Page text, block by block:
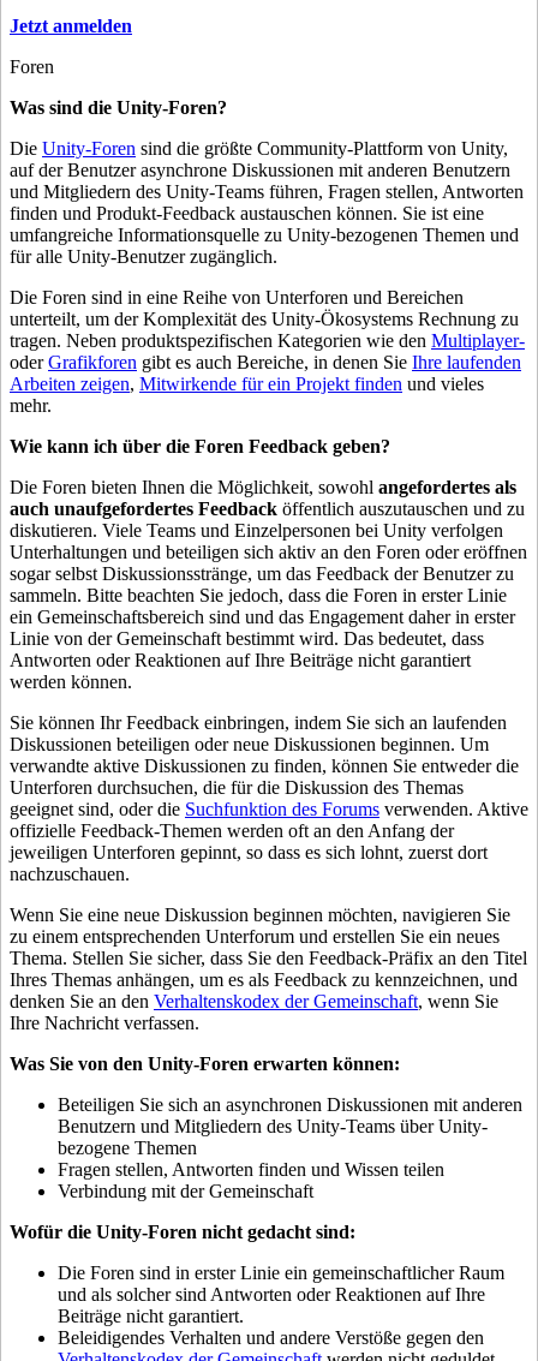
Jetzt anmelden
Foren
Was sind die Unity-Foren?
Die Unity-Foren sind die größte Community-Plattform von Unity,
auf der Benutzer asynchrone Diskussionen mit anderen Benutzern
und Mitgliedern des Unity-Teams führen, Fragen stellen, Antworten
finden und Produkt-Feedback austauschen können. Sie ist eine
umfangreiche Informationsquelle zu Unity-bezogenen Themen und
für alle Unity-Benutzer zugänglich.
Die Foren sind in eine Reihe von Unterforen und Bereichen
unterteilt, um der Komplexität des Unity-Ökosystems Rechnung zu
tragen. Neben produktspezifischen Kategorien wie den Multiplayer-
oderGrafikforen gibt es auch Bereiche, in denen Sie Ihre laufenden
Arbeiten zeigen, Mitwirkende für ein Projekt finden und vieles
mehr.
Wie kann ich über die Foren Feedback geben?
Die Foren bieten Ihnen die Möglichkeit, sowohl angefordertes als
auch unaufgefordertes Feedback öffentlich auszutauschen und zu
diskutieren. Viele Teams und Einzelpersonen bei Unity verfolgen
Unterhaltungen und beteiligen sich aktiv an den Foren oder eröffnen
sogar selbst Diskussionsstränge, um das Feedback der Benutzer zu
sammeln. Bitte beachten Sie jedoch, dass die Foren in erster Linie
ein Gemeinschaftsbereich sind und das Engagement daher in erster
Linie von der Gemeinschaft bestimmt wird. Das bedeutet, dass
Antworten oder Reaktionen auf Ihre Beiträge nicht garantiert
werden können.
Sie können Ihr Feedback einbringen, indem Sie sich an laufenden
Diskussionen beteiligen oder neue Diskussionen beginnen. Um
verwandte aktive Diskussionen zu finden, können Sie entweder die
Unterforen durchsuchen, die für die Diskussion des Themas
geeignet sind, oder die Suchfunktion des Forums verwenden. Aktive
offizielle Feedback-Themen werden oft an den Anfang der
jeweiligen Unterforen gepinnt, so dass es sich lohnt, zuerst dort
nachzuschauen.
Wenn Sie eine neue Diskussion beginnen möchten, navigieren Sie
zu einem entsprechenden Unterforum und erstellen Sie ein neues
Thema. Stellen Sie sicher, dass Sie den Feedback-Präfix an den Titel
Ihres Themas anhängen, um es als Feedback zu kennzeichnen, und
denken Sie an den Verhaltenskodex der Gemeinschaft, wenn Sie
Ihre Nachricht verfassen.
Was Sie von den Unity-Foren erwarten können:
Beteiligen Sie sich an asynchronen Diskussionen mit anderen
Benutzern und Mitgliedern des Unity-Teams über Unity-
bezogene Themen
Fragen stellen, Antworten finden und Wissen teilen
Verbindung mit der Gemeinschaft
Wofür die Unity-Foren nicht gedacht sind:
Die Foren sind in erster Linie ein gemeinschaftlicher Raum
und als solcher sind Antworten oder Reaktionen auf Ihre
Beiträge nicht garantiert.
Beleidigendes Verhalten und andere Verstöße gegen den